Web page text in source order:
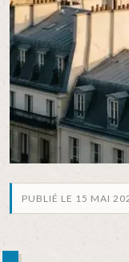
PUBLIÉ LE 15 MAI